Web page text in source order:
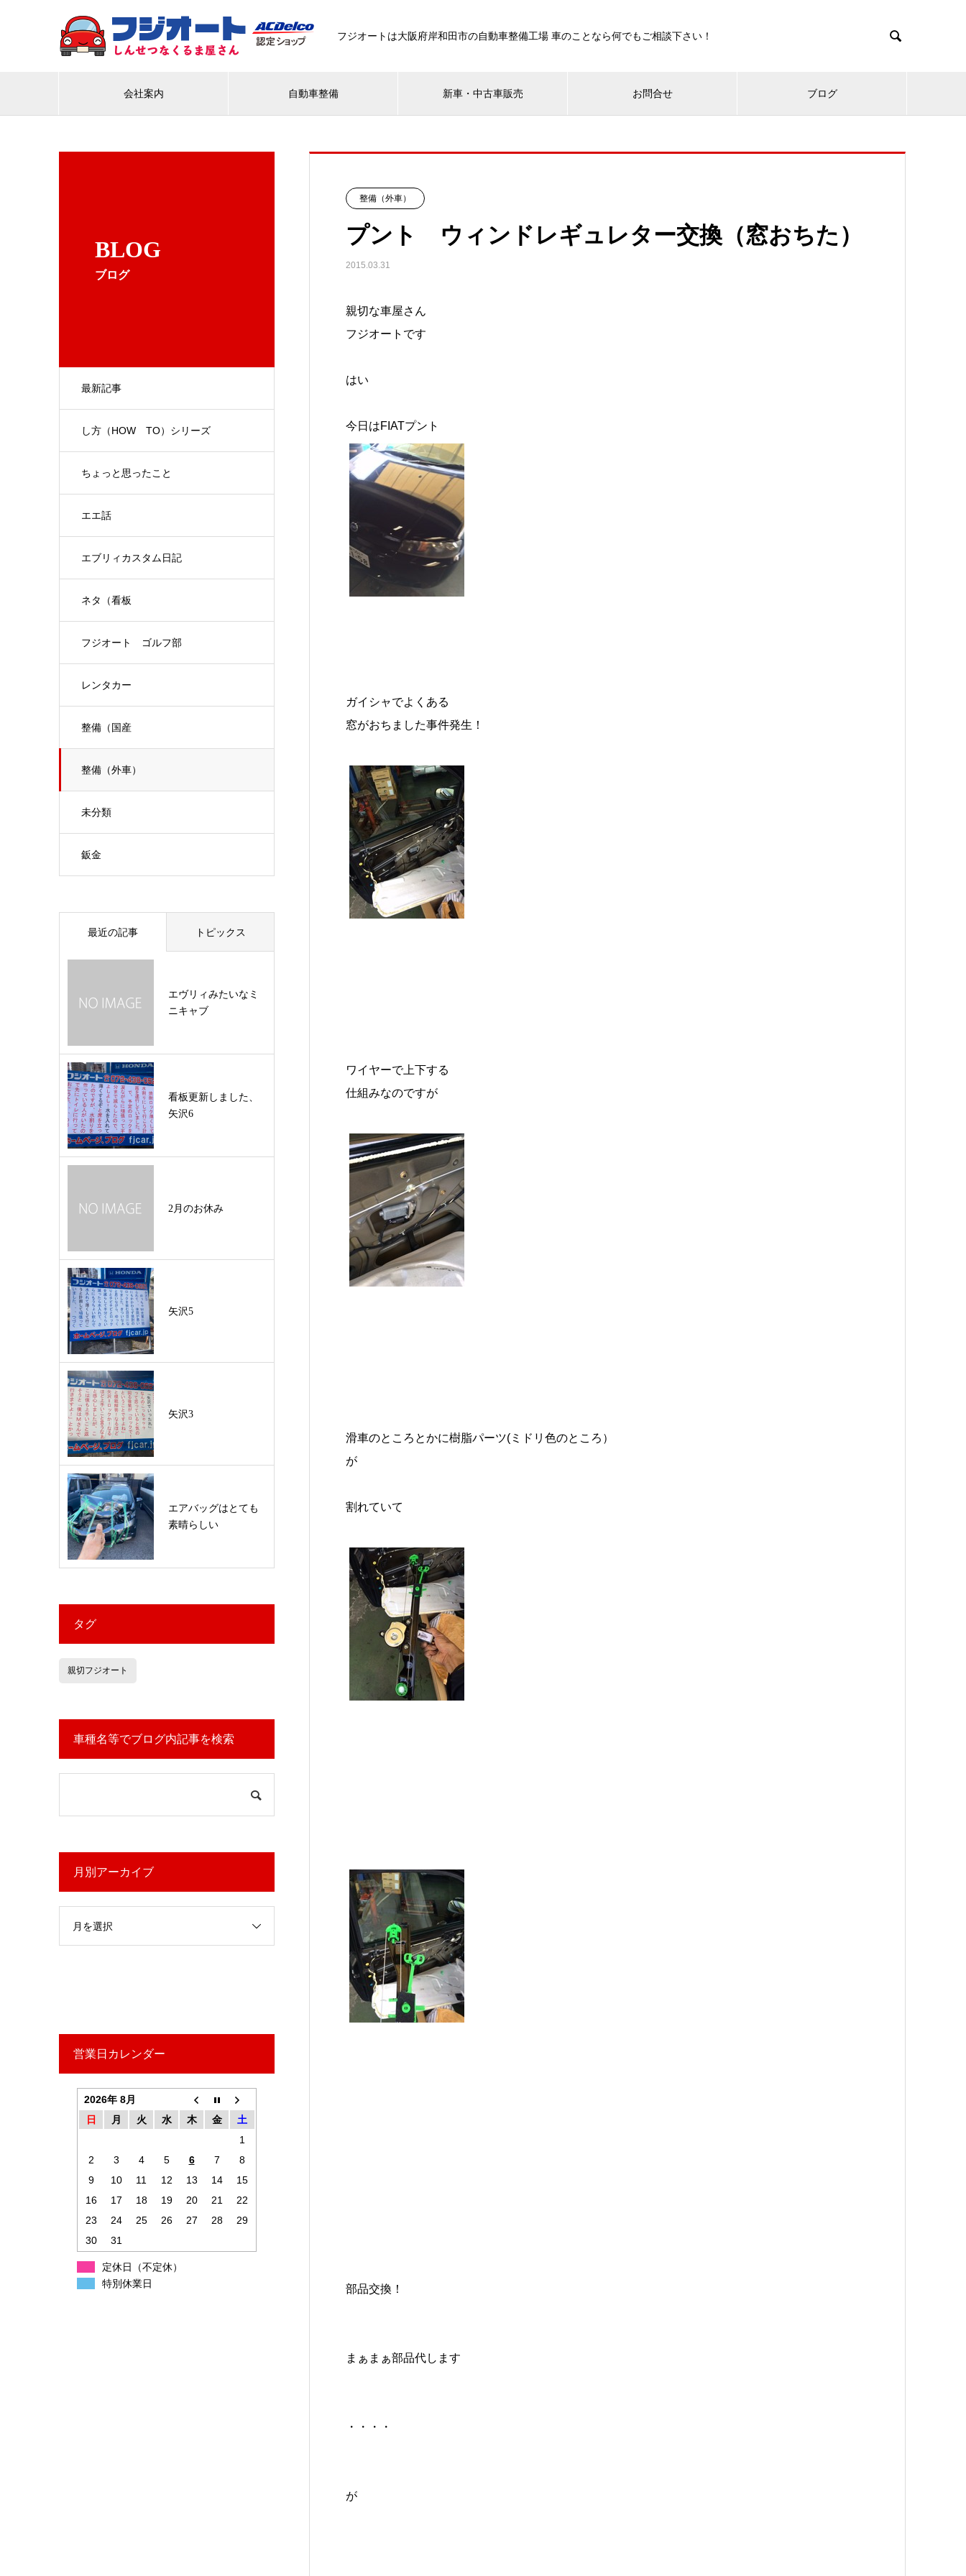
フジオートは大阪府岸和田市の自動車整備工場 車のことなら何でもご相談下さい！ 
会社案内 自動車整備 新車・中古車販売 お問合せ ブログ
BLOG
ブログ
最新記事
し方（HOW TO）シリーズ
ちょっと思ったこと
エエ話
エブリィカスタム日記
ネタ（看板
フジオート ゴルフ部
レンタカー
整備（国産
整備（外車）
未分類
鈑金
整備（外車）
プント ウィンドレギュレター交換（窓おちた）
2015.03.31
親切な車屋さん
フジオートです
はい
今日はFIATプント
ガイシャでよくある
窓がおちました事件発生！
ワイヤーで上下する
仕組みなのですが
滑車のところとかに樹脂パーツ(ミドリ色のところ）
が
割れていて
部品交換！
まぁまぁ部品代します
・・・・
が
最近の記事 トピックス
エヴリィみたいなミ
ニキャブ
看板更新しました、
矢沢6
2月のお休み
矢沢5
矢沢3
エアバッグはとても
素晴らしい
タグ
親切フジオート
車種名等でブログ内記事を検索
月別アーカイブ
月を選択
営業日カレンダー
2026年 8月
日
月 火 水 木 金
土
1
2
3 4 5 6 7
8
9
10 11 12 13 14
15
16
17 18 19 20 21
22
23
24 25 26 27 28
29
30
31
定休日（不定休）
特別休業日